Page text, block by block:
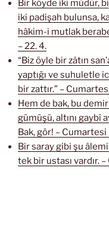
Bir köyde iki müdür,
iki padişah bulunsa,
hâkim-i mutlak
– 22. 4.
“Biz öyle bir zâtın
yaptığı ve suhuletle
bir zattır.” –
Hem de bak, bu
gümüşü, altını gaybî
Bak, gör! –
Bir saray gibi şu
tek bir ustası vardır.